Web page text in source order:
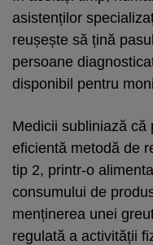
asistenților
reușește să țină
persoane
disponibil pentru
Medicii subliniază că
eficientă metodă de
tip 2, printr-o
consumului de
menținerea unei
regulată a activității